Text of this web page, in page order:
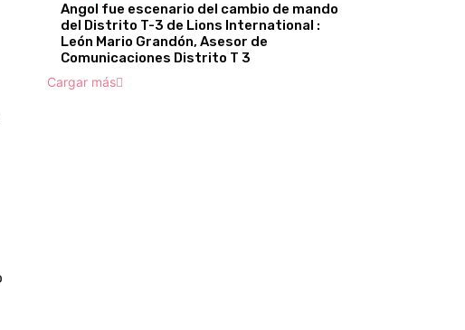
Angol fue escenario del cambio de mando
del Distrito T-3 de Lions International :
León Mario Grandón, Asesor de
Comunicaciones Distrito T 3
Cargar más